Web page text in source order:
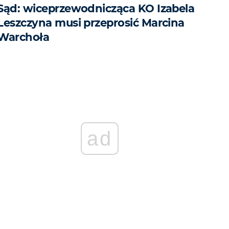
wiceprzewodnicząca KO Izabela
musi przeprosić Marcina
ad